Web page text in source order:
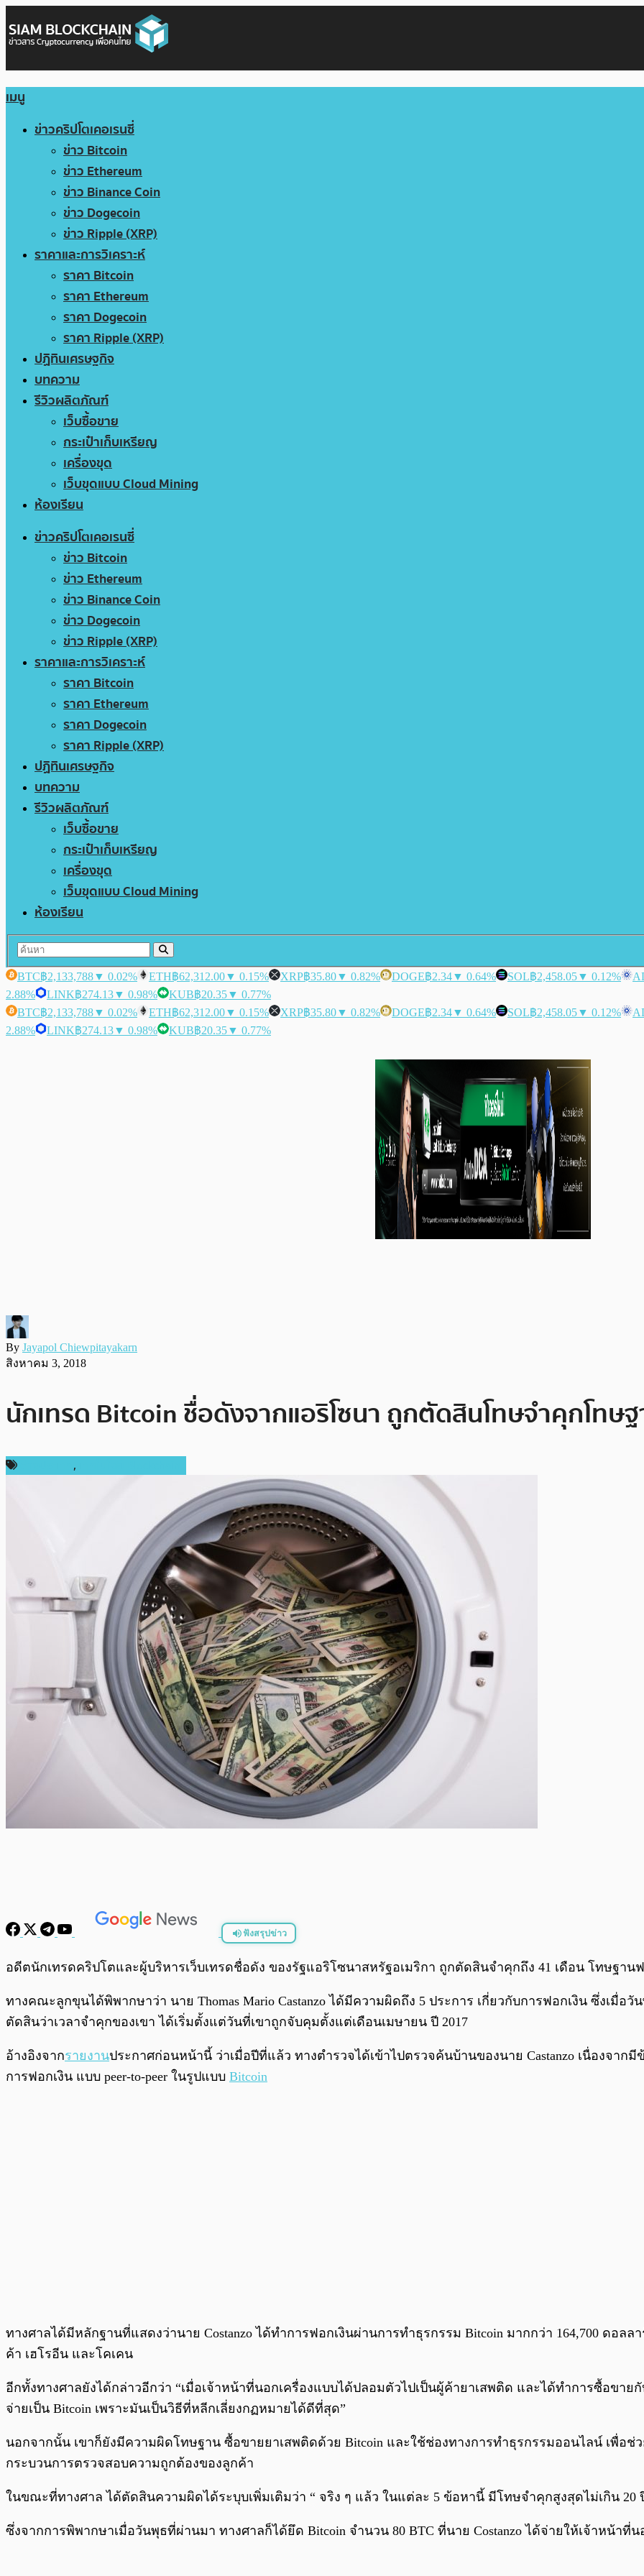
เมนู
ข่าวคริปโตเคอเรนซี่
ข่าว Bitcoin
ข่าว Ethereum
ข่าว Binance Coin
ข่าว Dogecoin
ข่าว Ripple (XRP)
ราคาและการวิเคราะห์
ราคา Bitcoin
ราคา Ethereum
ราคา Dogecoin
ราคา Ripple (XRP)
ปฏิทินเศรษฐกิจ
บทความ
รีวิวผลิตภัณฑ์
เว็บซื้อขาย
กระเป๋าเก็บเหรียญ
เครื่องขุด
เว็บขุดแบบ Cloud Mining
ห้องเรียน
ข่าวคริปโตเคอเรนซี่
ข่าว Bitcoin
ข่าว Ethereum
ข่าว Binance Coin
ข่าว Dogecoin
ข่าว Ripple (XRP)
ราคาและการวิเคราะห์
ราคา Bitcoin
ราคา Ethereum
ราคา Dogecoin
ราคา Ripple (XRP)
ปฏิทินเศรษฐกิจ
บทความ
รีวิวผลิตภัณฑ์
เว็บซื้อขาย
กระเป๋าเก็บเหรียญ
เครื่องขุด
เว็บขุดแบบ Cloud Mining
ห้องเรียน
BTC฿2,133,788▼ 0.02% ETH฿62,312.00▼ 0.15% XRP฿35.80▼ 0.82% DOGE฿2.34▼ 0.64% SOL฿2,458.05▼ 0.12%
2.88%
LINK฿274.13▼ 0.98% KUB฿20.35▼ 0.77%
BTC฿2,133,788▼ 0.02% ETH฿62,312.00▼ 0.15% XRP฿35.80▼ 0.82% DOGE฿2.34▼ 0.64% SOL฿2,458.05▼ 0.12%
2.88%
LINK฿274.13▼ 0.98% KUB฿20.35▼ 0.77%
By Jayapol Chiewpitayakarn
สิงหาคม 3, 2018
นักเทรด Bitcoin ชื่อดังจากแอริโซนา ถูกตัดสินโทษจำคุกโทษ
,
ฟังสรุปข่าว
อดีตนักเทรดคริปโตและผู้บริหารเว็บเทรดชื่อดัง ของรัฐแอริโซนาสหรัฐอเมริกา ถูกตัดสินจำคุกถึง 41 เดือน โทษฐา
ทางคณะลูกขุนได้พิพากษาว่า นาย Thomas Mario Castanzo ได้มีความผิดถึง 5 ประการ เกี่ยวกับการฟอกเงิน ซึ่งเมื่
ตัดสินว่าเวลาจำคุกของเขา ได้เริ่มตั้งแต่วันที่เขาถูกจับคุมตั้งแต่เดือนเมษายน ปี 2017
อ้างอิงจากรายงานประกาศก่อนหน้านี้ ว่าเมื่อปีที่แล้ว ทางตำรวจได้เข้าไปตรวจค้นบ้านของนาย Castanzo เนื่องจา
การฟอกเงิน แบบ peer-to-peer ในรูปแบบ Bitcoin
ทางศาลได้มีหลักฐานที่แสดงว่านาย Costanzo ได้ทำการฟอกเงินผ่านการทำธุรกรรม Bitcoin มากกว่า 164,700 ดอล
ค้า เฮโรอีน และโคเคน
อีกทั้งทางศาลยังได้กล่าวอีกว่า “เมื่อเจ้าหน้าที่นอกเครื่องแบบได้ปลอมตัวไปเป็นผู้ค้ายาเสพติด และได้ทำการซื้อขาย
จ่ายเป็น Bitcoin เพราะมันเป็นวิธีที่หลีกเลี่ยงกฏหมายได้ดีที่สุด”
นอกจากนั้น เขาก็ยังมีความผิดโทษฐาน ซื้อขายยาเสพติดด้วย Bitcoin และใช้ช่องทางการทำธุรกรรมออนไลน์ เพื่อ
กระบวนการตรวจสอบความถูกต้องของลูกค้า
ในขณะที่ทางศาล ได้ตัดสินความผิดได้ระบุบเพิ่มเติมว่า “ จริง ๆ แล้ว ในแต่ละ 5 ข้อหานี้ มีโทษจำคุกสูงสุดไม่เกิน 20
ซึ่งจากการพิพากษาเมื่อวันพุธที่ผ่านมา ทางศาลก็ได้ยึด Bitcoin จำนวน 80 BTC ที่นาย Costanzo ได้จ่ายให้เจ้าหน้าที่